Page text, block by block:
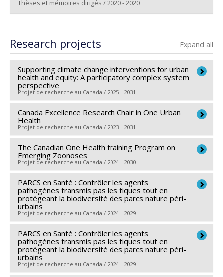
Lien vers le document dans Papyrus
Thèses et mémoires dirigés / 2020 - 2020
Cycle :Master's
Grade :M. Sc.
Lien vers le document dans Papyrus
Research projects Expand all
Supporting climate change interventions for urban
health and equity: A participatory complex system
perspective
Projet de recherche au Canada / 2025 - 2031
Lead researcher : Yan Kestens
Co-researchers : Sébastien Lord,
Aenishaenslin,Bouchra Nasri,Evelyne de Leeuw,
Marie-Christine Therrien, Daniel Fuller
Funding sources:IRSC/Instituts de recherche en santé
du Canada
Grant programs:PVXXXXXX-(PJT) Subvention Projet
Canada Excellence Research Chair in One Urban
Health
Projet de recherche au Canada / 2023 - 2031
Lead researcher : Evelyne de Leeuw
Co-researchers : Louise Potvin ,Michèle Bouchard
Katherine Frohlich,Yan Kestens,Juan Torres,
Sébastien Lord, Cécile Aenishaenslin, Evelyne Brie
Martin Trépanier
Funding sources: SPIIE/Secrétariat des programmes
interorganismes à l’intention des établissements
Grant programs: PVXXXXXX-Chaire d'excellence en
recherche du Canada
The Canadian One Health training Program on
Emerging Zoonoses
Projet de recherche au Canada / 2024 - 2030
Lead researcher : Jane Parmley
Co-researchers : Cécile Aenishaenslin
Funding sources:
du Canada
Grant programs: PVXXXXXX-Subvention de formation
PARCS en Santé : Contrôler les agents
pathogènes transmis pas les tiques tout en
protégeant la biodiversité des parcs nature péri-
urbains
Projet de recherche au Canada / 2024 - 2029
Lead researcher : Cécile Aenishaenslin
Co-researchers : Jacques Brodeur,Patrick Leighton
Katrine Turgeon
Funding sources:SEPAQ/Société des établissements
PARCS en Santé : Contrôler les agents
pathogènes transmis pas les tiques tout en
protégeant la biodiversité des parcs nature péri-
urbains
Projet de recherche au Canada / 2024 - 2029